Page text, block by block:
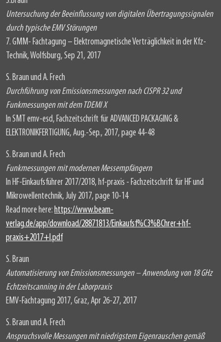
Untersuchung der Beeinflussung von digitalen Übertragungssignalen
durch typische EMV Störungen
7. GMM- Fachtagung – Elektromagnetische Verträglichkeit in der Kfz-
Technik, Wolfsburg, Sep 21, 2017
S. Braun und A. Frech
Durchführung von Emissionsmessungen nach CISPR 32 und
Funkmessungen mit dem TDEMI X
In SMT emv-esd, Fachzeitschrift für ADVANCED PACKAGING &
ELEKTRONIKFERTIGUNG, Aug.-Sep., 2017, page 44-48
S. Braun und A. Frech
Funkmessungen mit modernen Messempfängern
In HF-Einkaufsführer 2017/2018, hf-praxis - Fachzeitschrift für HF und
Mikrowellentechnik, July 2017, page 10-14
Read more here: https://www.beam-
verlag.de/app/download/28871813/Einkaufsf%C3%BChrer+hf-
praxis+2017+I.pdf
S. Braun
Automatisierung von Emissionsmessungen – Anwendung von 18 GHz
Echtzeitscanning in der Laborpraxis
EMV-Fachtagung 2017, Graz, Apr 26-27, 2017
S. Braun und A. Frech
Anspruchsvolle Messungen mit niedrigstem Eigenrauschen gemäß